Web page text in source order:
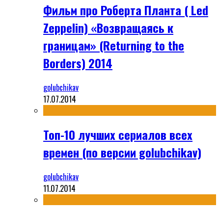
Фильм про Роберта Планта ( Led
Zeppelin) «Возвращаясь к
границам» (Returning to the
Borders) 2014
golubchikav
17.07.2014
Топ-10 лучших сериалов всех
времен (по версии golubchikav)
golubchikav
11.07.2014